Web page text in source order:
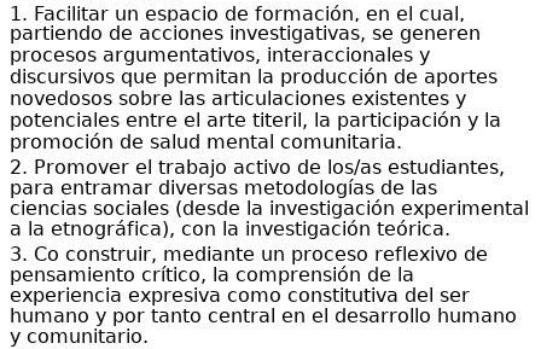
1. Facilitar un espacio de formación, en el cual,
partiendo de acciones investigativas, se generen
procesos argumentativos, interaccionales y
discursivos que permitan la producción de aportes
novedosos sobre las articulaciones existentes y
potenciales entre el arte titeril, la participación y la
promoción de salud mental comunitaria.
2. Promover el trabajo activo de los/as estudiantes,
para entramar diversas metodologías de las
ciencias sociales (desde la investigación experimental
a la etnográfica), con la investigación teórica.
3. Co construir, mediante un proceso reflexivo de
pensamiento crítico, la comprensión de la
experiencia expresiva como constitutiva del ser
humano y por tanto central en el desarrollo humano
y comunitario.